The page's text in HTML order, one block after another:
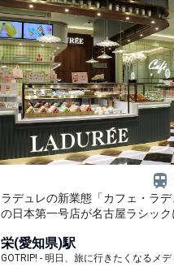
ラデュレの新業態「カフェ・ラデ
の日本第一号店が名古屋ラシック
栄(愛知県)駅
GOTRIP! - 明日、旅に行きたくなるメデ